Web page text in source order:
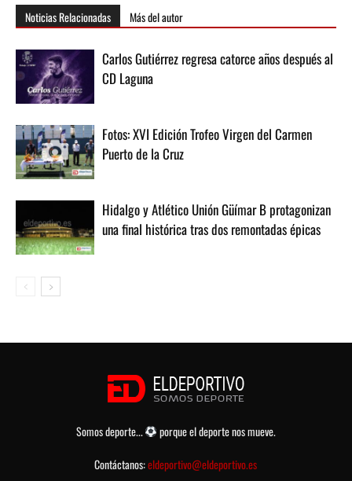
Noticias Relacionadas Más del autor
Carlos Gutiérrez regresa catorce años después al
CD Laguna
Fotos: XVI Edición Trofeo Virgen del Carmen
Puerto de la Cruz
Hidalgo y Atlético Unión Güímar B protagonizan
una final histórica tras dos remontadas épicas
Somos deporte...
porque el deporte nos mueve.
Contáctanos:eldeportivo@eldeportivo.es